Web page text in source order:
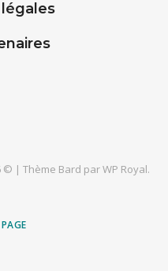
© | Thème Bard parWP Royal.